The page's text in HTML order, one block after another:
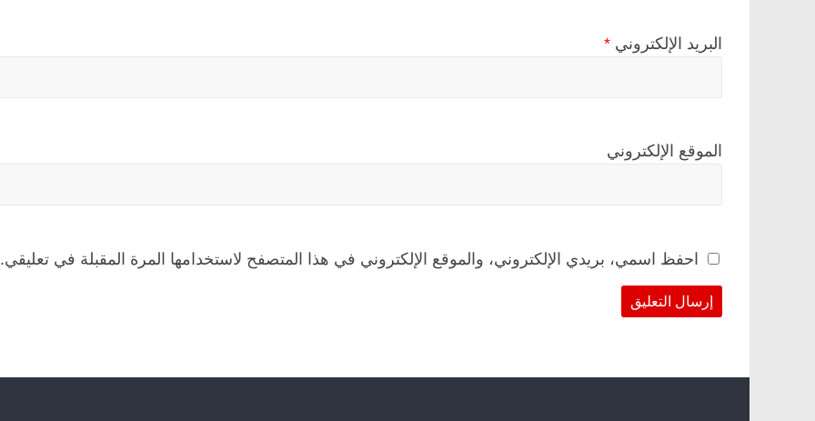
البريد الإلكتروني *
الموقع الإلكتروني
احفظ اسمي، بريدي الإلكتروني، والموقع الإلكتروني في هذا المتصفح لاستخدامها المرة المقبلة في تعليقي.